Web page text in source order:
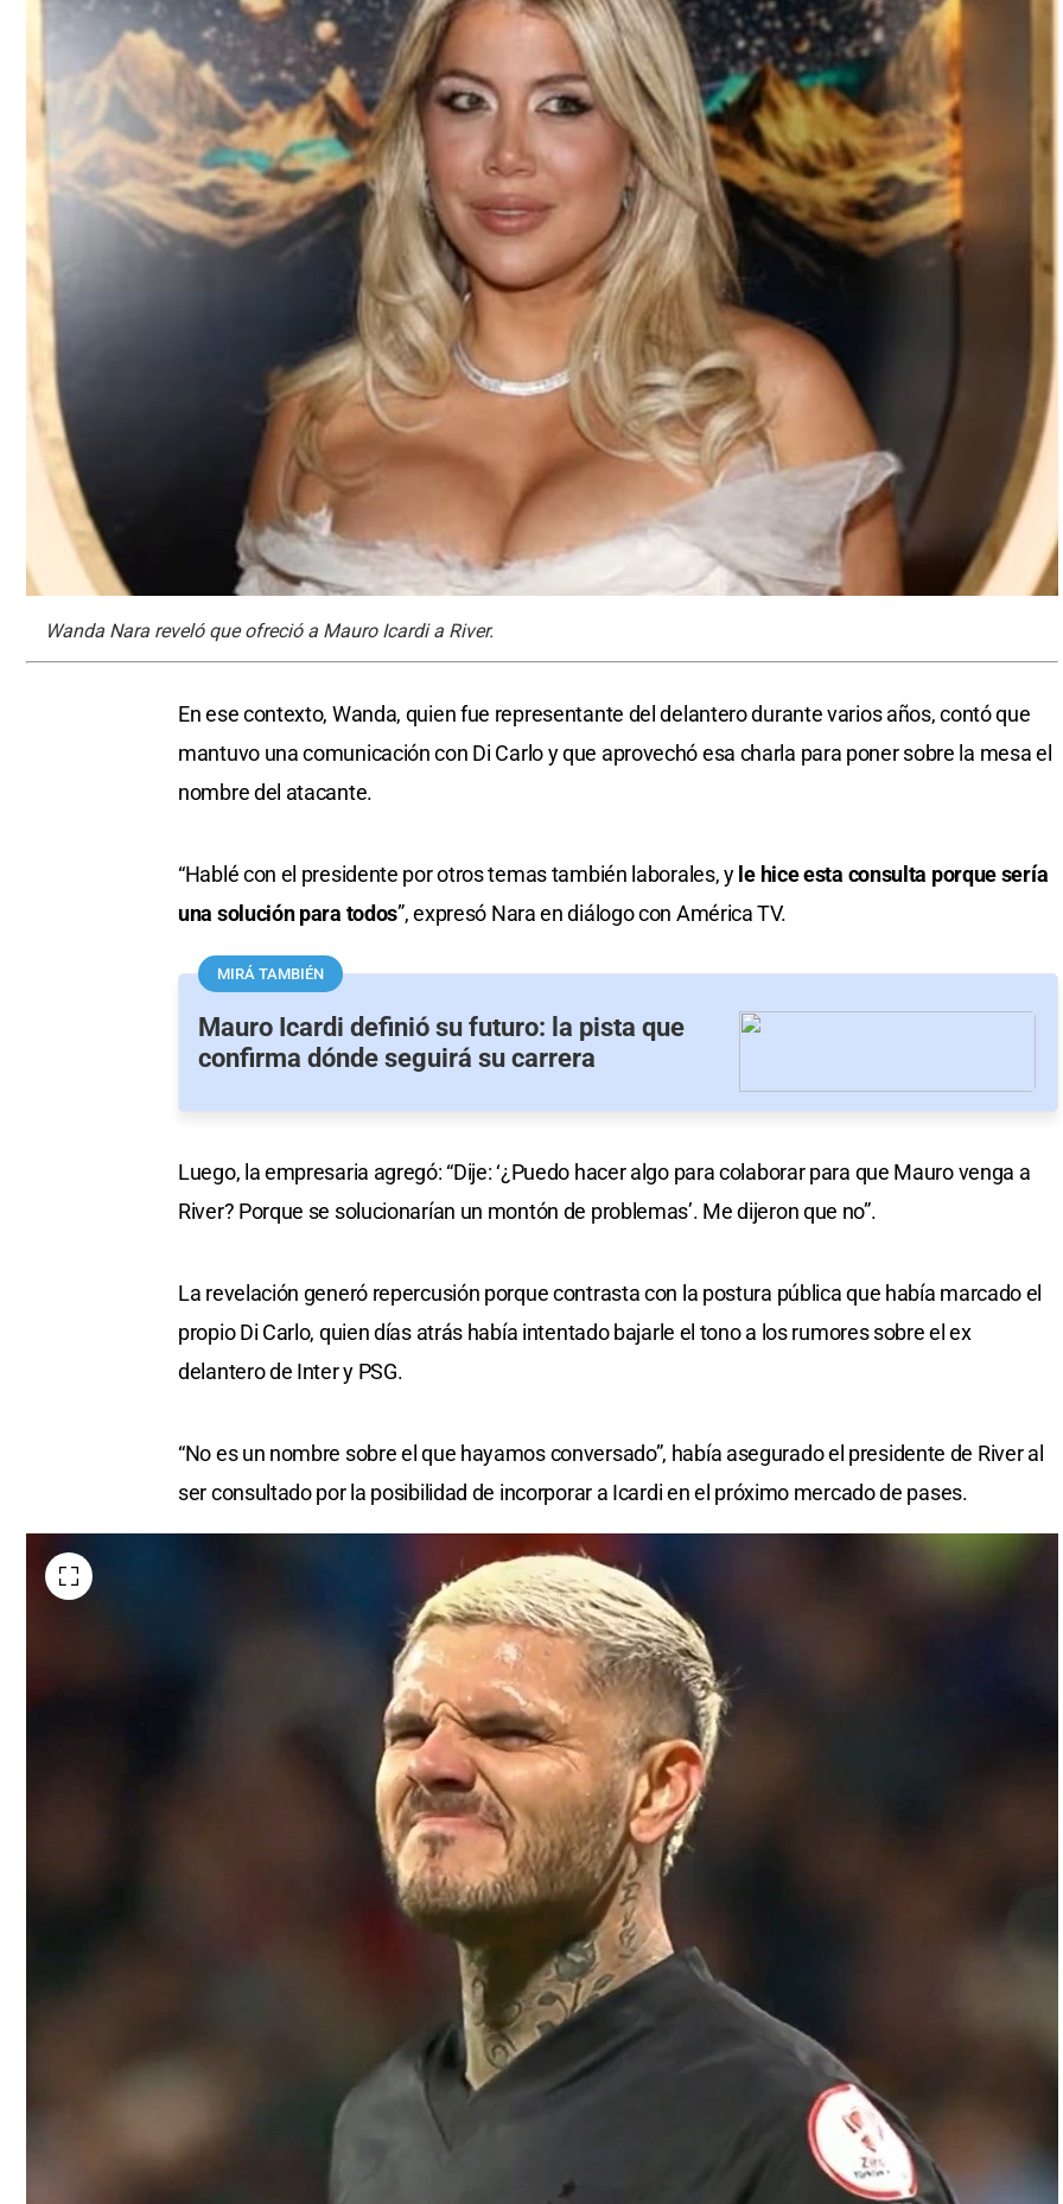
Wanda Nara reveló que ofreció a Mauro Icardi a River.
En ese contexto, Wanda, quien fue representante del delantero durante varios años, contó que
mantuvo una comunicación con Di Carlo y que aprovechó esa charla para poner sobre la mesa el
nombre del atacante.
“Hablé con el presidente por otros temas también laborales, yle hice esta consulta porque sería
una solución para todos”, expresó Nara en diálogo con América TV.
MIRÁ TAMBIÉN
Mauro Icardi definió su futuro: la pista que
confirma dónde seguirá su carrera
Luego, la empresaria agregó: “Dije: ‘¿Puedo hacer algo para colaborar para que Mauro venga a
River? Porque se solucionarían un montón de problemas’. Me dijeron que no”.
La revelación generó repercusión porque contrasta con la postura pública que había marcado el
propio Di Carlo, quien días atrás había intentado bajarle el tono a los rumores sobre el ex
delantero de Inter y PSG.
“No es un nombre sobre el que hayamos conversado”, había asegurado el presidente de River al
ser consultado por la posibilidad de incorporar a Icardi en el próximo mercado de pases.